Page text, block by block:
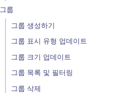
그룹
그룹 생성하기
그룹 표시 유형 업데이트
그룹 크기 업데이트
그룹 목록 및 필터링
그룹 삭제